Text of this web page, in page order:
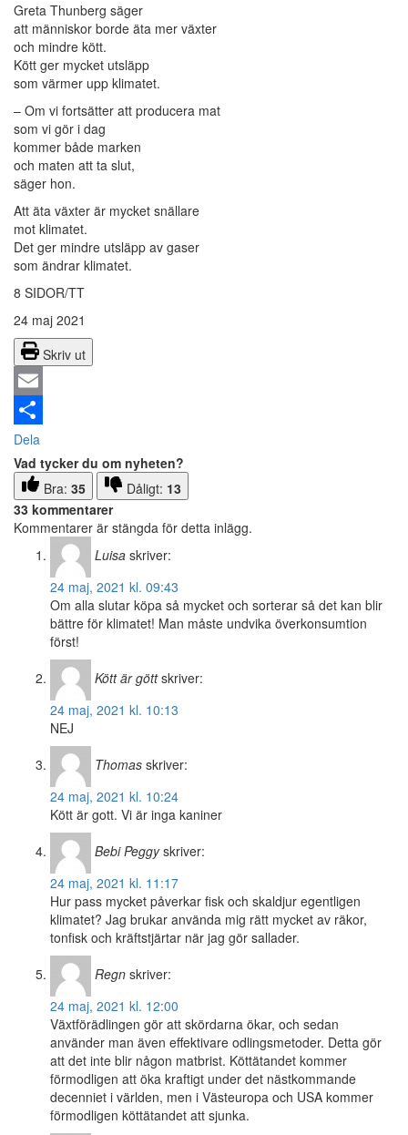
Greta Thunberg säger
att människor borde äta mer växter
och mindre kött.
Kött ger mycket utsläpp
som värmer upp klimatet.
– Om vi fortsätter att producera mat
som vi gör i dag
kommer både marken
och maten att ta slut,
säger hon.
Att äta växter är mycket snällare
mot klimatet.
Det ger mindre utsläpp av gaser
som ändrar klimatet.
8 SIDOR/TT
24 maj 2021
Skriv ut
Email
Dela
Vad tycker du om nyheten?
Bra: 35 Dåligt: 13
33 kommentarer
Kommentarer är stängda för detta inlägg.
Luisa skriver:
24 maj, 2021 kl. 09:43
Om alla slutar köpa så mycket och sorterar så det kan blir
bättre för klimatet! Man måste undvika överkonsumtion
först!
Kött är gött skriver:
24 maj, 2021 kl. 10:13
NEJ
Thomas skriver:
24 maj, 2021 kl. 10:24
Kött är gott. Vi är inga kaniner
Bebi Peggy skriver:
24 maj, 2021 kl. 11:17
Hur pass mycket påverkar fisk och skaldjur egentligen
klimatet? Jag brukar använda mig rätt mycket av räkor,
tonfisk och kräftstjärtar när jag gör sallader.
Regn skriver:
24 maj, 2021 kl. 12:00
Växtförädlingen gör att skördarna ökar, och sedan
använder man även effektivare odlingsmetoder. Detta gör
att det inte blir någon matbrist. Köttätandet kommer
förmodligen att öka kraftigt under det nästkommande
decenniet i världen, men i Västeuropa och USA kommer
förmodligen köttätandet att sjunka.